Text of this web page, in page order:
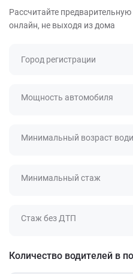
Рассчитайте
онлайн, не выходя из дома
Город регистрации
Мощность автомобиля
Минимальный возраст
Минимальный стаж
Стаж без ДТП
Количество водителей в